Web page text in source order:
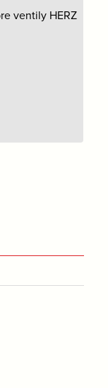
ventily HERZ